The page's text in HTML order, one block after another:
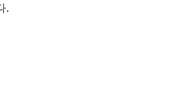
.